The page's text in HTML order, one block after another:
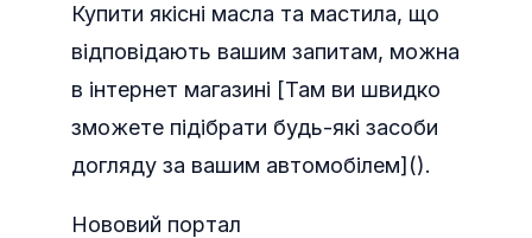
Купити якісні масла та мастила, що
відповідають вашим запитам, можна
в інтернет магазині [Там ви швидко
зможете підібрати будь-які засоби
догляду за вашим автомобілем]().
Нововий портал